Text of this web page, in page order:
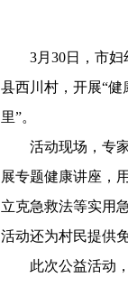
3月30日，市
县西川村，开展“
里”。
活动现场，专
展专题健康讲座，
立克急救法等实用
活动还为村民提供
此次公益活动